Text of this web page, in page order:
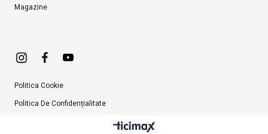
Magazine
Politica Cookie
Politica De Confidențialitate